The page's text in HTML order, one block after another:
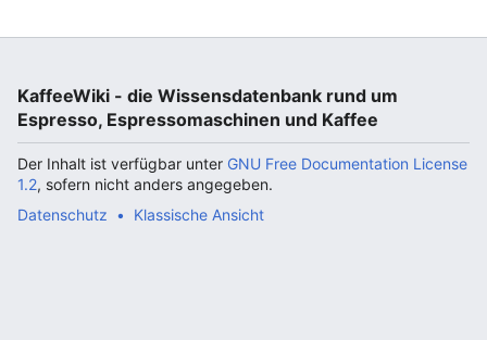
KaffeeWiki - die Wissensdatenbank rund um
Espresso, Espressomaschinen und Kaffee
Der Inhalt ist verfügbar unter GNU Free Documentation License
1.2, sofern nicht anders angegeben.
Datenschutz
Klassische Ansicht